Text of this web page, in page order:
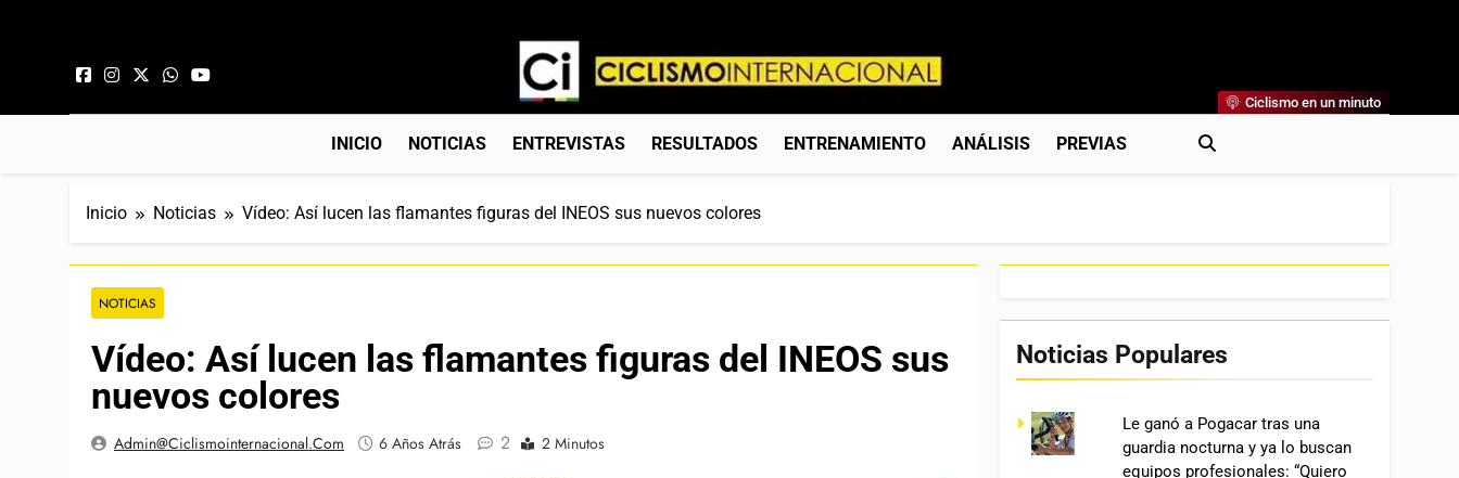
Ciclismo Internacional
Web Dedicada Al Ciclismo Mundial. Entrevistas, Análisis, Crónicas, Previas Y Más. La Web Ciclista De Referencia.
Ciclismo en un minuto
INICIO NOTICIAS ENTREVISTAS RESULTADOS ENTRENAMIENTO ANÁLISIS PREVIAS
Inicio Noticias Vídeo: Así lucen las flamantes figuras del INEOS sus nuevos colores
NOTICIAS
Vídeo: Así lucen las flamantes figuras del INEOS sus
nuevos colores
Admin@ciclismointernacional.com 6 Años Atrás 2 2 Minutos
Noticias Populares
Le ganó a Pogacar tras una
guardia nocturna y ya lo buscan
equipos profesionales: “Quiero